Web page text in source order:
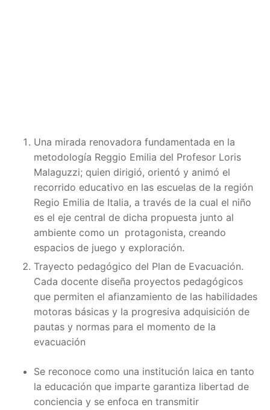
Una mirada renovadora fundamentada en la
metodología Reggio Emilia del Profesor Loris
Malaguzzi; quien dirigió, orientó y animó el
recorrido educativo en las escuelas de la región
Regio Emilia de Italia, a través de la cual el niño
es el eje central de dicha propuesta junto al
ambiente como un protagonista, creando
espacios de juego y exploración.
Trayecto pedagógico del Plan de Evacuación.
Cada docente diseña proyectos pedagógicos
que permiten el afianzamiento de las habilidades
motoras básicas y la progresiva adquisición de
pautas y normas para el momento de la
evacuación
Se reconoce como una institución laica en tanto
la educación que imparte garantiza libertad de
conciencia y se enfoca en transmitir